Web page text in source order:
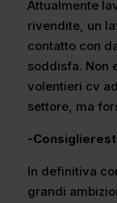
Attualmente
rivendite, un
contatto con
soddisfa. Non
volentieri cv
settore, ma
-
In definitiva
grandi